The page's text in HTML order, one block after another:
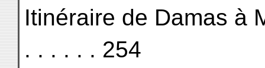
Itinéraire de Damas à
. . . . . . 254